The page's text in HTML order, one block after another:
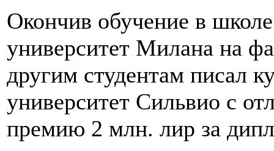
Окончив обучение в
университет Милана на
другим студентам писал
университет Сильвио с
премию 2 млн. лир за